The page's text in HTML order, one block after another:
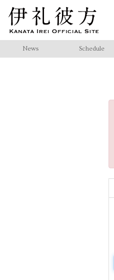
News Schedule